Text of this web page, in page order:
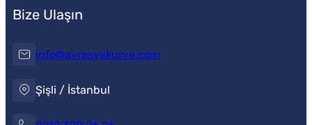
Bize Ulaşın
info@avrasyakurye.com
Şişli / İstanbul